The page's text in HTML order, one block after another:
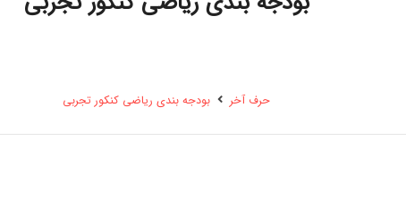
حرف آخر بودجه بندی ریاضی کنکور تجربی